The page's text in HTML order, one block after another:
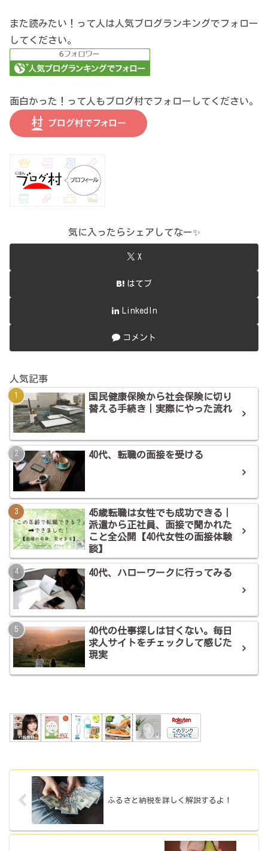
また読みたい！って人は人気ブログランキングでフォロー
してください。
面白かった！って人もブログ村でフォローしてください。
気に入ったらシェアしてなー✨
X
はてブ
LinkedIn
コメント
人気記事
国民健康保険から社会保険に切り
替える手続き｜実際にやった流れ
40代、転職の面接を受ける
45歳転職は女性でも成功できる｜
派遣から正社員、面接で聞かれた
こと全公開【40代女性の面接体験
談】
40代、ハローワークに行ってみる
40代の仕事探しは甘くない。毎日
求人サイトをチェックして感じた
現実
ふるさと納税を詳しく解説するよ！